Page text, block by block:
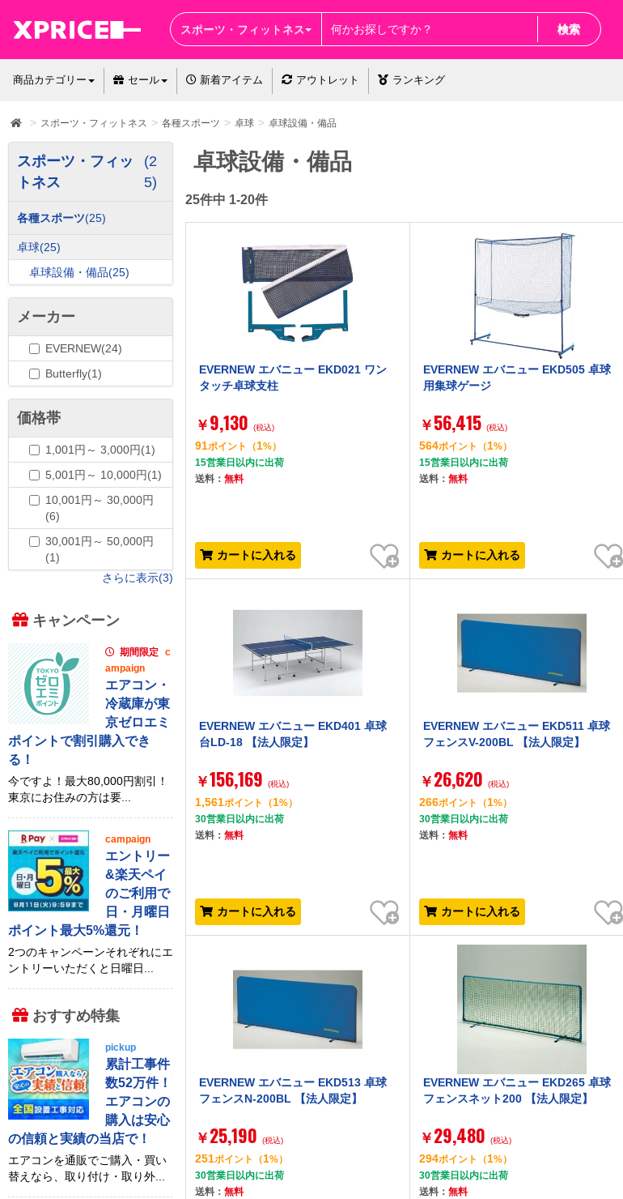
スポーツ・フィットネス 検索
商品カテゴリー セール 新着アイテム アウトレット ランキング
卓球設備・備品
25件中 1-20件
EVERNEW エバニュー EKD021 ワン
タッチ卓球支柱
￥ 9,130 (税込)
91ポイント （1%）
15営業日以内に出荷
送料：無料
カートに入れる
お気に入り
EVERNEW エバニュー EKD505 卓球
用集球ゲージ
￥ 56,415 (税込)
564ポイント （1%）
15営業日以内に出荷
送料： 無料
カートに入れる
お気に入り
EVERNEW エバニュー EKD401 卓球
台LD-18 【法人限定】
￥156,169 (税込)
1,561ポイント （1%）
30営業日以内に出荷
送料：無料
カートに入れる
お気に入り
EVERNEW エバニュー EKD511 卓球
フェンスV-200BL 【法人限定】
￥ 26,620 (税込)
266ポイント （1%）
30営業日以内に出荷
送料： 無料
カートに入れる
お気に入り
EVERNEW エバニュー EKD513 卓球
フェンスN-200BL 【法人限定】
￥ 25,190 (税込)
251ポイント （1%）
30営業日以内に出荷
送料：無料
EVERNEW エバニュー EKD265 卓球
フェンスネット200 【法人限定】
￥ 29,480 (税込)
294ポイント （1%）
30営業日以内に出荷
送料： 無料
スポーツ・フィッ
トネス
(2
5)
各種スポーツ(25)
卓球(25)
卓球設備・備品(25)
メーカー
EVERNEW(24)
Butterfly(1)
価格帯
1,001円～ 3,000円(1)
5,001円～ 10,000円(1)
10,001円～ 30,000円
(6)
30,001円～ 50,000円
(1)
さらに表示(3)
キャンペーン
期間限定 c
ampaign
エアコン・
冷蔵庫が東
京ゼロエミ
ポイントで割引購入でき
る！
今ですよ！最大80,000円割引！
東京にお住みの方は要...
campaign
エントリー
&楽天ペイ
のご利用で
日・月曜日
ポイント最大5%還元！
2つのキャンペーンそれぞれにエ
ントリーいただくと日曜日...
おすすめ特集
pickup
累計工事件
数52万件！
エアコンの
購入は安心
の信頼と実績の当店で！
エアコンを通販でご購入・買い
替えなら、取り付け・取り外...
スポーツ・フィットネス 各種スポーツ 卓球 卓球設備・備品